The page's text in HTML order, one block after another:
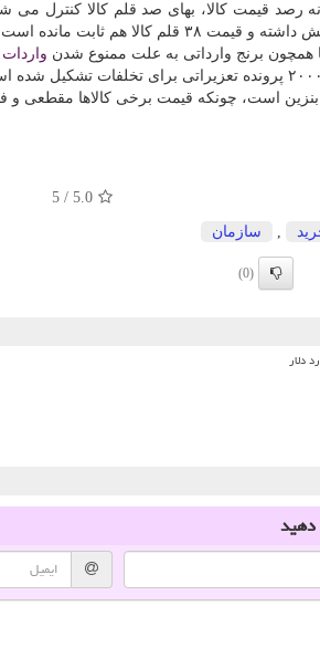
همچون برنج وارداتی به علت ممنوع شدن واردات
مدرس خیابانی اضافه كرد: تابحال حدود ۲۰۰۰ پرونده
است، چونكه قیمت برخی كالاها مقطعی و
5.0
/
5
سازمان
(0)
دهید